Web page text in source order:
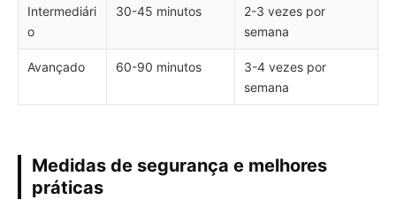
Intermediári
o
30-45 minutos
2-3 vezes por
semana
Avançado 60-90 minutos
3-4 vezes por
semana
Medidas de segurança e melhores
práticas